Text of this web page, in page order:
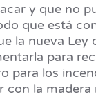
y que no
que está
la nueva
para
para los
con la